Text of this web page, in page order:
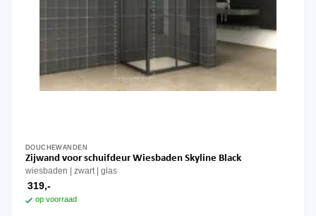
DOUCHEWANDEN
Zijwand voor schuifdeur Wiesbaden Skyline Black
wiesbaden zwart glas
319,-
op voorraad